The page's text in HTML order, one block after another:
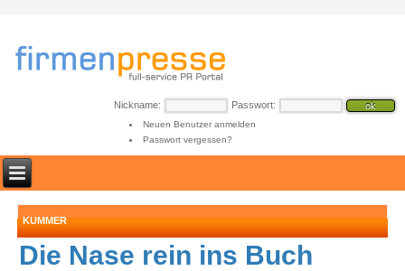
Nickname: Passwort:
Neuen Benutzer anmelden
Passwort vergessen?
KUMMER
Die Nase rein ins Buch